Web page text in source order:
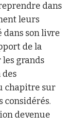
dans
leurs
dans son livre
de la
grands
chapitre sur
considérés.
devenue